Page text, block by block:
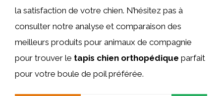
la satisfaction de votre chien. N’hésitez pas à
consulter notre analyse et comparaison des
meilleurs produits pour animaux de compagnie
pour trouver le tapis chien orthopédique parfait
pour votre boule de poil préférée.